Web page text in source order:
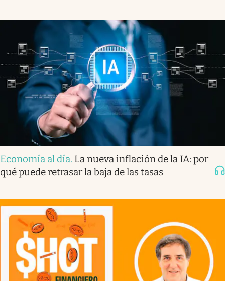
Economía al día. La nueva inflación de la IA: por
qué puede retrasar la baja de las tasas